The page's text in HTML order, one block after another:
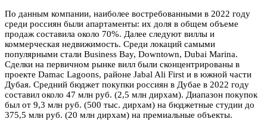
По данным компании, наиболее востребованными в 2022 году
среди россиян были апартаменты: их доля в общем объеме
продаж составила около 70%. Далее следуют виллы и
коммерческая недвижимость. Среди локаций самыми
популярными стали Business Bay, Downtown, Dubai Marina.
Сделки на первичном рынке вилл были сконцентрированы в
проекте Damac Lagoons, районе Jabal Ali First и в южной части
Дубая. Средний бюджет покупки россиян в Дубае в 2022 году
составил около 47 млн руб. (2,5 млн дирхам). Диапазон покупок
был от 9,3 млн руб. (500 тыс. дирхам) на бюджетные студии до
375,5 млн руб. (20 млн дирхам) на премиальные объекты.